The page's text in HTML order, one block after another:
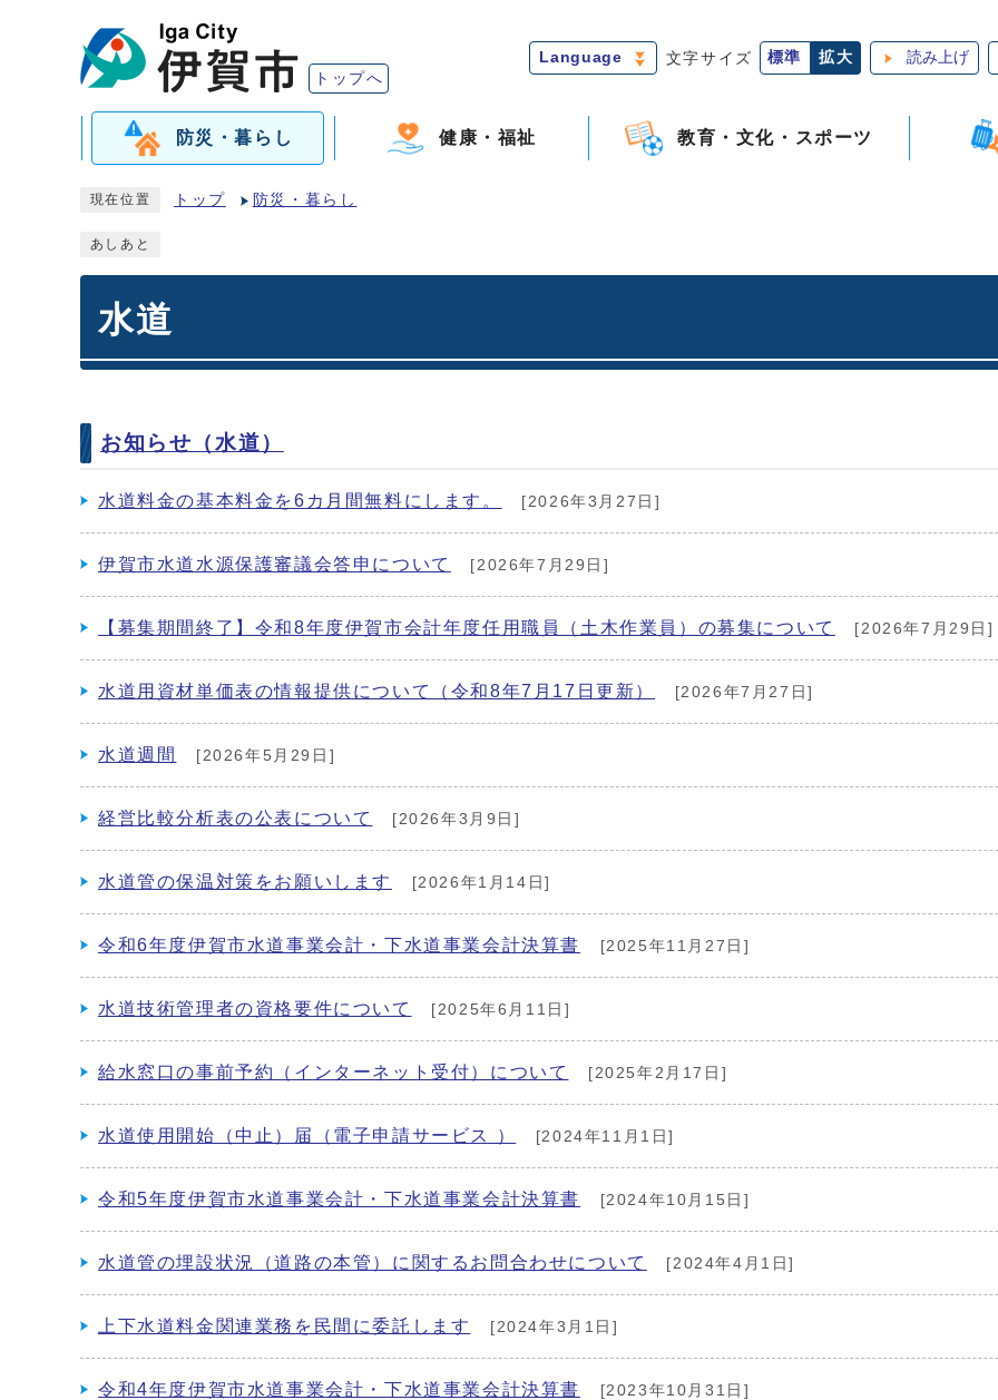
トップへ
Language 文字サイズ 標準 拡大 読み上げ
防災・暮らし 健康・福祉 教育・文化・スポーツ
現在位置 トップ 防災・暮らし
あしあと
水道
お知らせ（水道）
水道料金の基本料金を6カ月間無料にします。 [2026年3月27日]
伊賀市水道水源保護審議会答申について [2026年7月29日]
【募集期間終了】令和8年度伊賀市会計年度任用職員（土木作業員）の募集について [2026年7月29日]
水道用資材単価表の情報提供について（令和8年7月17日更新） [2026年7月27日]
水道週間 [2026年5月29日]
経営比較分析表の公表について [2026年3月9日]
水道管の保温対策をお願いします [2026年1月14日]
令和6年度伊賀市水道事業会計・下水道事業会計決算書 [2025年11月27日]
水道技術管理者の資格要件について [2025年6月11日]
給水窓口の事前予約（インターネット受付）について [2025年2月17日]
水道使用開始（中止）届（電子申請サービス ） [2024年11月1日]
令和5年度伊賀市水道事業会計・下水道事業会計決算書 [2024年10月15日]
水道管の埋設状況（道路の本管）に関するお問合わせについて [2024年4月1日]
上下水道料金関連業務を民間に委託します [2024年3月1日]
令和4年度伊賀市水道事業会計・下水道事業会計決算書 [2023年10月31日]